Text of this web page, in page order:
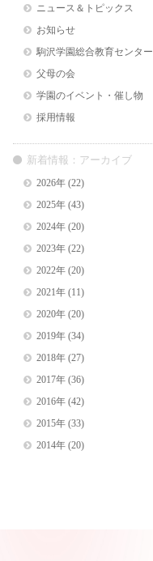
ニュース＆トピックス
お知らせ
駒沢学園総合教育センター
父母の会
学園のイベント・催し物
採用情報
新着情報：アーカイブ
2026年(22)
2025年(43)
2024年(20)
2023年(22)
2022年(20)
2021年(11)
2020年(20)
2019年(34)
2018年(27)
2017年(36)
2016年(42)
2015年(33)
2014年(20)